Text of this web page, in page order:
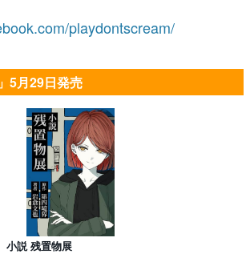
playdontscream/
5月29日発売
小説 残置物展